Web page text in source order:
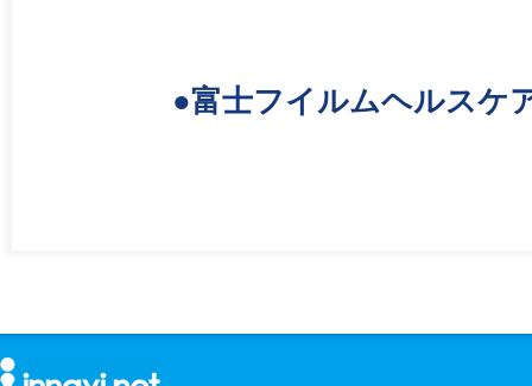
●富士フイルムヘルスケ